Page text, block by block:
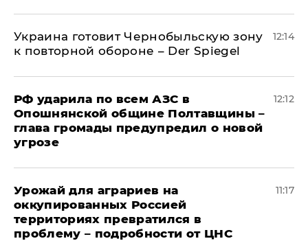
Украина готовит Чернобыльскую зону
к повторной обороне – Der Spiegel
12:14
РФ ударила по всем АЗС в
Опошнянской общине Полтавщины –
глава громады предупредил о новой
угрозе
12:12
Урожай для аграриев на
оккупированных Россией
территориях превратился в
проблему – подробности от ЦНС
11:17